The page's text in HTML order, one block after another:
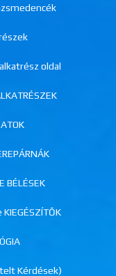
oldal
BÉLÉSEK
Kérdések)